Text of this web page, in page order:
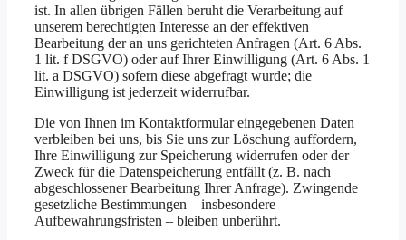
ist. In allen übrigen Fällen beruht die Verarbeitung auf
unserem berechtigten Interesse an der effektiven
Bearbeitung der an uns gerichteten Anfragen (Art. 6 Abs.
1 lit. f DSGVO) oder auf Ihrer Einwilligung (Art. 6 Abs. 1
lit. a DSGVO) sofern diese abgefragt wurde; die
Einwilligung ist jederzeit widerrufbar.
Die von Ihnen im Kontaktformular eingegebenen Daten
verbleiben bei uns, bis Sie uns zur Löschung auffordern,
Ihre Einwilligung zur Speicherung widerrufen oder der
Zweck für die Datenspeicherung entfällt (z. B. nach
abgeschlossener Bearbeitung Ihrer Anfrage). Zwingende
gesetzliche Bestimmungen – insbesondere
Aufbewahrungsfristen – bleiben unberührt.